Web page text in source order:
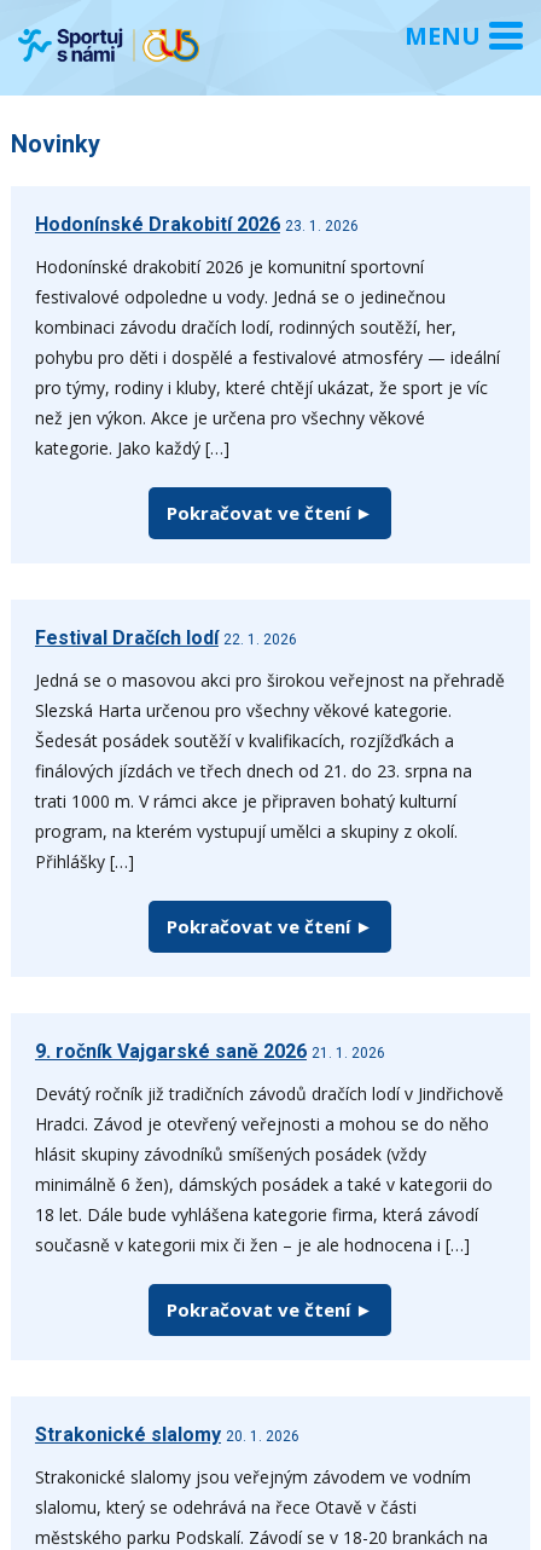
Novinky
Hodonínské Drakobití 2026 23. 1. 2026
Hodonínské drakobití 2026 je komunitní sportovní
festivalové odpoledne u vody. Jedná se o jedinečnou
kombinaci závodu dračích lodí, rodinných soutěží, her,
pohybu pro děti i dospělé a festivalové atmosféry — ideální
pro týmy, rodiny i kluby, které chtějí ukázat, že sport je víc
než jen výkon. Akce je určena pro všechny věkové
kategorie. Jako každý […]
Pokračovat ve čtení ►
Festival Dračích lodí 22. 1. 2026
Jedná se o masovou akci pro širokou veřejnost na přehradě
Slezská Harta určenou pro všechny věkové kategorie.
Šedesát posádek soutěží v kvalifikacích, rozjížďkách a
finálových jízdách ve třech dnech od 21. do 23. srpna na
trati 1000 m. V rámci akce je připraven bohatý kulturní
program, na kterém vystupují umělci a skupiny z okolí.
Přihlášky […]
Pokračovat ve čtení ►
9. ročník Vajgarské saně 2026 21. 1. 2026
Devátý ročník již tradičních závodů dračích lodí v Jindřichově
Hradci. Závod je otevřený veřejnosti a mohou se do něho
hlásit skupiny závodníků smíšených posádek (vždy
minimálně 6 žen), dámských posádek a také v kategorii do
18 let. Dále bude vyhlášena kategorie firma, která závodí
současně v kategorii mix či žen – je ale hodnocena i […]
Pokračovat ve čtení ►
Strakonické slalomy 20. 1. 2026
Strakonické slalomy jsou veřejným závodem ve vodním
slalomu, který se odehrává na řece Otavě v části
městského parku Podskalí. Závodí se v 18-20 brankách na